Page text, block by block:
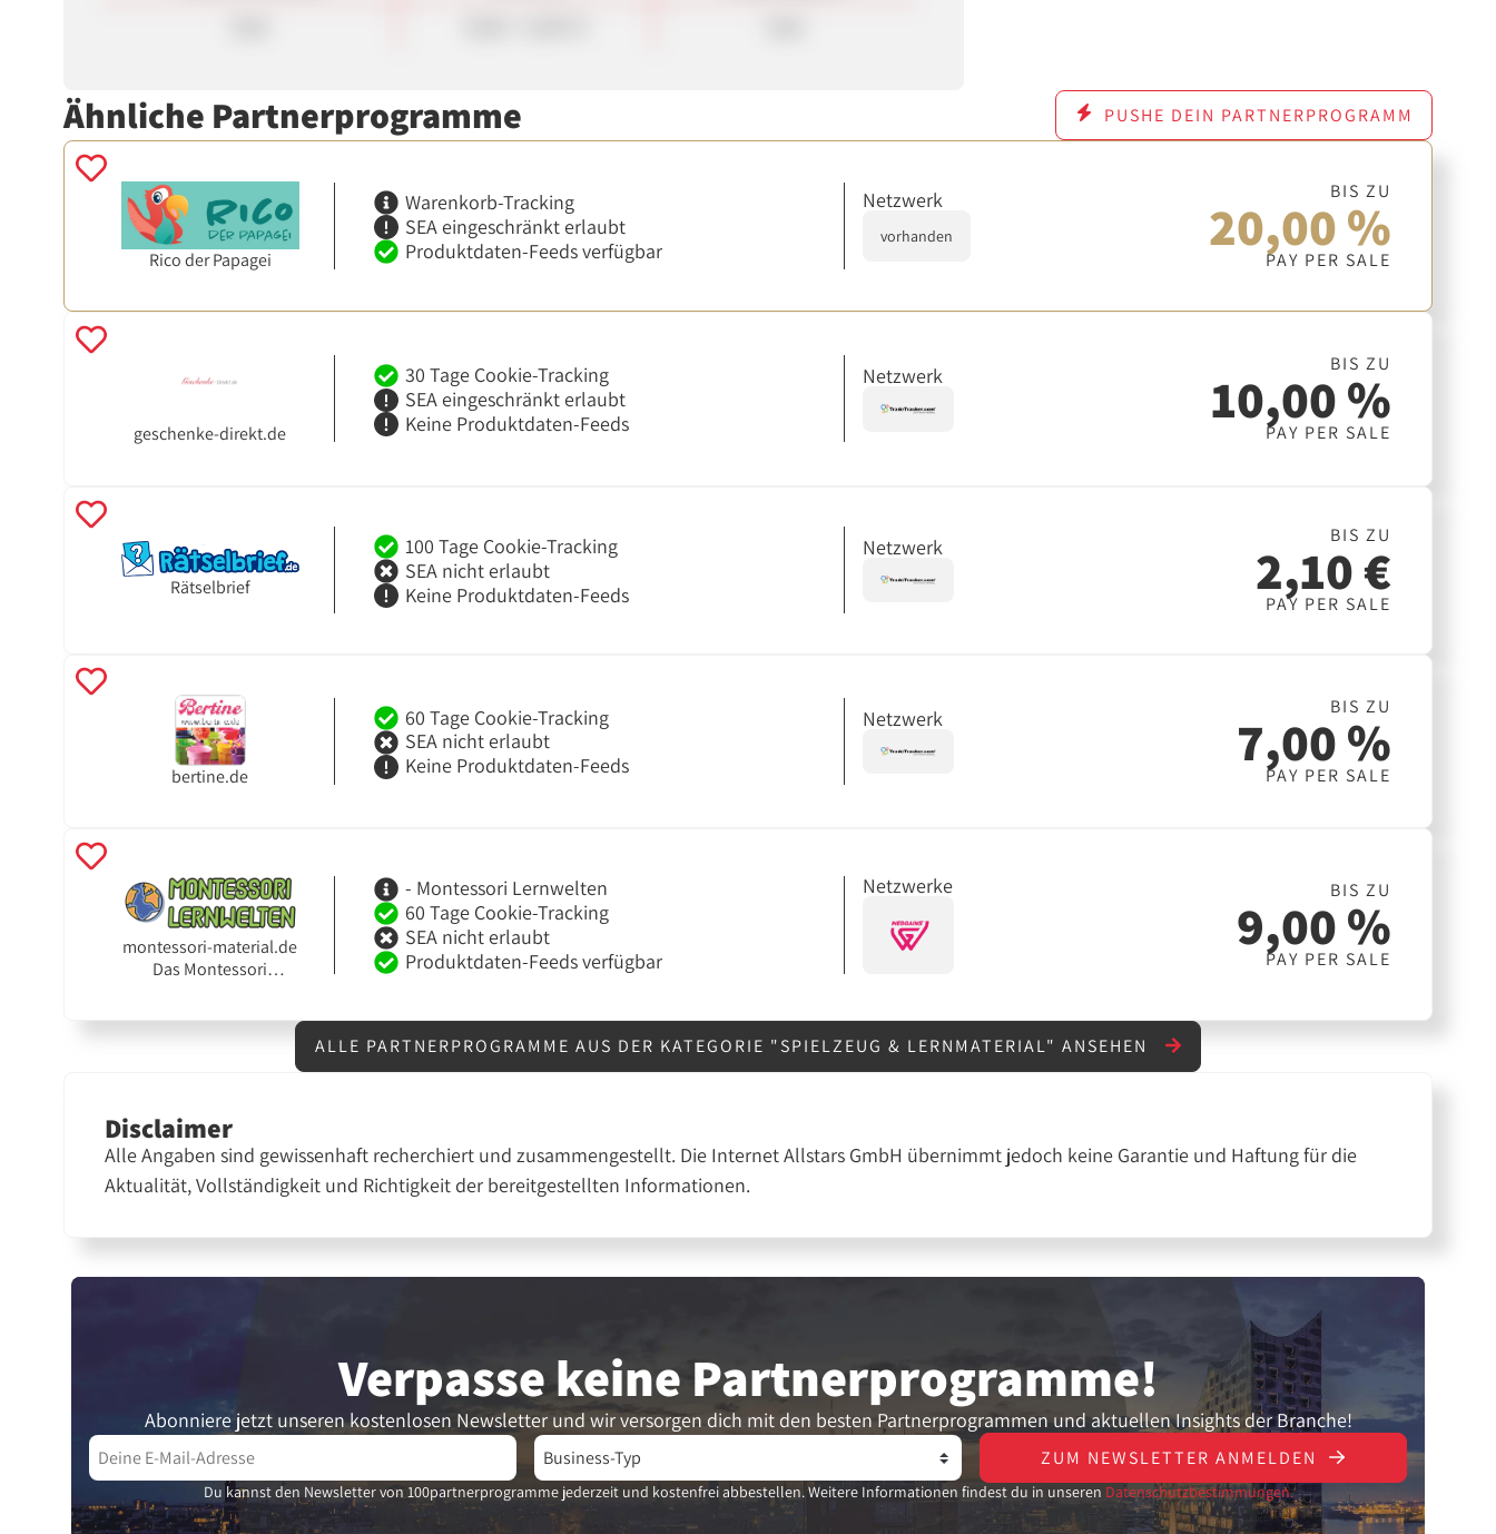
Ähnliche Partnerprogramme PUSHE DEIN PARTNERPROGRAMM
Rico der Papagei
Warenkorb-Tracking
SEA eingeschränkt erlaubt
Produktdaten-Feeds verfügbar
Netzwerk
vorhanden
BIS ZU
20,00 %
PAY PER SALE
geschenke-direkt.de
30 Tage Cookie-Tracking
SEA eingeschränkt erlaubt
Keine Produktdaten-Feeds
Netzwerk BIS ZU
10,00 %
PAY PER SALE
Rätselbrief
100 Tage Cookie-Tracking
SEA nicht erlaubt
Keine Produktdaten-Feeds
Netzwerk BIS ZU
2,10 €
PAY PER SALE
bertine.de
60 Tage Cookie-Tracking
SEA nicht erlaubt
Keine Produktdaten-Feeds
Netzwerk BIS ZU
7,00 %
PAY PER SALE
montessori-material.de
Das Montessori
- Montessori Lernwelten
60 Tage Cookie-Tracking
SEA nicht erlaubt
Produktdaten-Feeds verfügbar
Netzwerke BIS ZU
9,00 %
PAY PER SALE
ALLE PARTNERPROGRAMME AUS DER KATEGORIE "SPIELZEUG & LERNMATERIAL" ANSEHEN
Disclaimer
Alle Angaben sind gewissenhaft recherchiert und zusammengestellt. Die Internet Allstars GmbH übernimmt jedoch keine Garantie und Haftung für die
Aktualität, Vollständigkeit und Richtigkeit der bereitgestellten Informationen.
Verpasse keine Partner­programme!
Abonniere jetzt unseren kostenlosen Newsletter und wir versorgen dich mit den besten Partnerprogrammen und aktuellen Insights der Branche!
ZUM NEWSLETTER ANMELDEN
Du kannst den Newsletter von 100partnerprogramme jederzeit und kostenfrei abbestellen. Weitere Informationen findest du in unseren Datenschutzbestimmungen.